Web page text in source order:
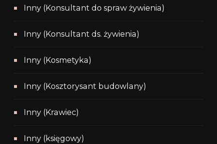
Inny (Konsultant do spraw żywienia)
Inny (Konsultant ds. żywienia)
Inny (Kosmetyka)
Inny (Kosztorysant budowlany)
Inny (Krawiec)
Inny (księgowy)